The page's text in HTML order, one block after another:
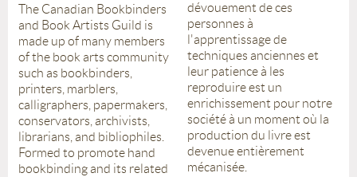
The Canadian Bookbinders
and Book Artists Guild is
made up of many members
of the book arts community
such as bookbinders,
printers, marblers,
calligraphers, papermakers,
conservators, archivists,
librarians, and bibliophiles.
Formed to promote hand
bookbinding and its related
dévouement de ces
personnes à
l'apprentissage de
techniques anciennes et
leur patience à les
reproduire est un
enrichissement pour notre
société à un moment où la
production du livre est
devenue entièrement
mécanisée.